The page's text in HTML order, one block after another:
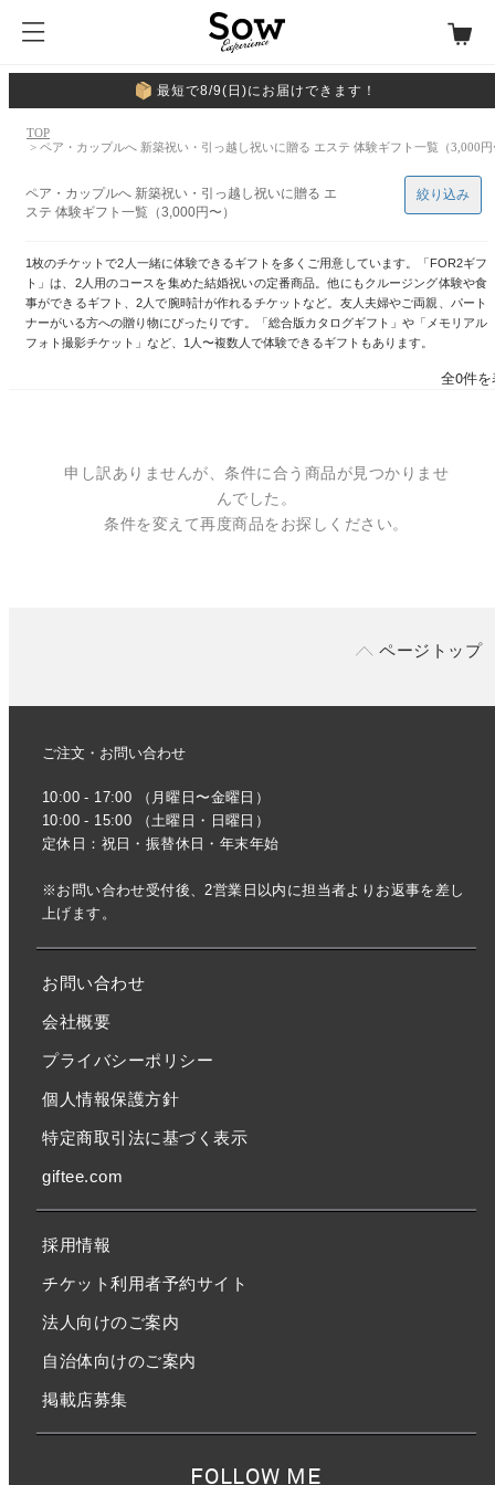
最短で8/9(日)にお届けできます！
TOP
> ペア・カップルへ 新築祝い・引っ越し祝いに贈る エステ 体験ギフト一覧（3,000
ペア・カップルへ 新築祝い・引っ越し祝いに贈る エ
ステ 体験ギフト一覧（3,000円〜）
1枚のチケットで2人一緒に体験できるギフトを多くご用意しています。「FOR2ギフ
ト」は、2人用のコースを集めた結婚祝いの定番商品。他にもクルージング体験や食
事ができるギフト、2人で腕時計が作れるチケットなど。友人夫婦やご両親、パート
ナーがいる方への贈り物にぴったりです。「総合版カタログギフト」や「メモリアル
フォト撮影チケット」など、1人〜複数人で体験できるギフトもあります。
絞り込み
全0件
申し訳ありませんが、条件に合う商品が見つかりませ
んでした。
条件を変えて再度商品をお探しください。
ページトップ
ご注文・お問い合わせ
10:00 - 17:00 （月曜日〜金曜日）
10:00 - 15:00 （土曜日・日曜日）
定休日：祝日・振替休日・年末年始
※お問い合わせ受付後、2営業日以内に担当者よりお返事を差し
上げます。
お問い合わせ
会社概要
プライバシーポリシー
個人情報保護方針
特定商取引法に基づく表示
giftee.com
採用情報
チケット利用者予約サイト
法人向けのご案内
自治体向けのご案内
掲載店募集
FOLLOW ME